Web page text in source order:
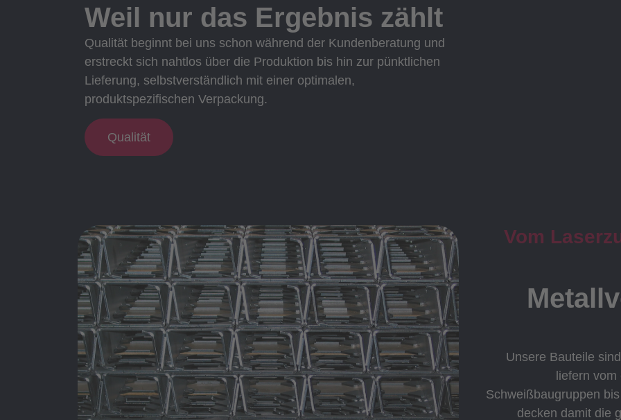
Weil nur das Ergebnis zählt
Qualität beginnt bei uns schon während der Kundenberatung und
erstreckt sich nahtlos über die Produktion bis hin zur pünktlichen
Lieferung, selbstverständlich mit einer optimalen,
produktspezifischen Verpackung.
Qualität
Vom
Unsere Bauteile
liefern vom
Schweißbaugruppen
decken damit die